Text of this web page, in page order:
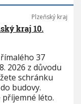
Plzeňský kraj
kraj 10.
37
2026 z důvodu
schránku
budovy.
příjemné léto.